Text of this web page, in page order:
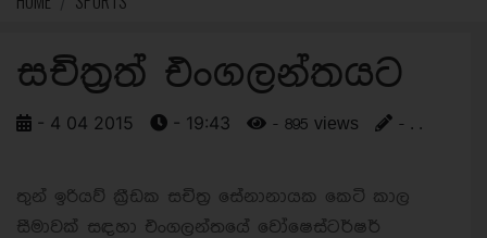
සචිත්‍රත් එංගලන්තයට
- 4 04 2015 - 19:43 - 895 views - . .
තුන් ඉරියව් ක්‍රීඩක සචිත්‍ර සේනානායක කෙටි කාල
සීමාවක් සඳහා එංගලන්තයේ වෝෂෙස්ටර්ෂර්